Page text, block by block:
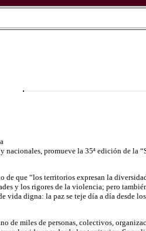
nacionales, promueve la 35ª edición de la
de que “los territorios expresan la
y los rigores de la violencia; pero
vida digna: la paz se teje día a día desde los
de miles de personas, colectivos,